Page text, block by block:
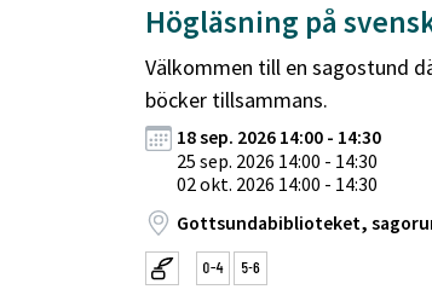
Högläsning på
Välkommen till en sagostund
böcker tillsammans.
18 sep. 2026 14:00 - 14:30
25 sep. 2026 14:00 - 14:30
02 okt. 2026 14:00 - 14:30
Gottsundabiblioteket,